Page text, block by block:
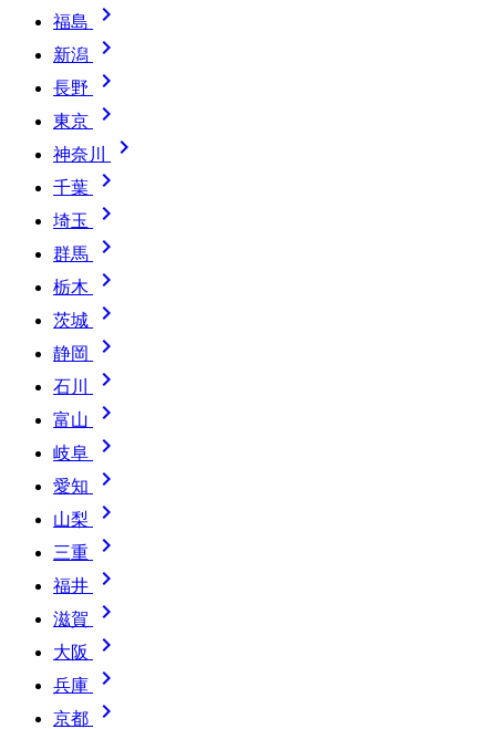
福島 
新潟 
長野 
東京 
神奈川 
千葉 
埼玉 
群馬 
栃木 
茨城 
静岡 
石川 
富山 
岐阜 
愛知 
山梨 
三重 
福井 
滋賀 
大阪 
兵庫 
京都 